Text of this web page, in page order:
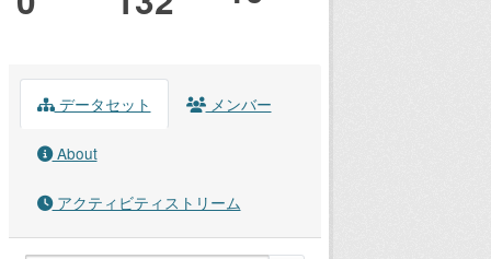
データセット メンバー
About
アクティビティストリーム